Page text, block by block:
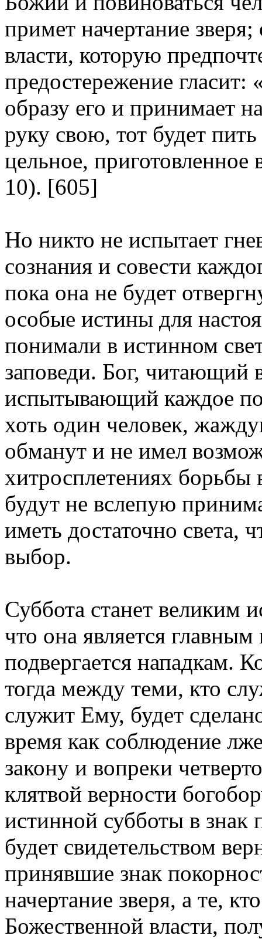
примет начертание
власти, которую
предостережение гласит:
образу его и принимает
руку свою, тот будет
цельное,
10). [605]
Но никто не испытает
сознания и совести
пока она не будет
особые истины для
понимали в истинном
заповеди. Бог, читающий
испытывающий каждое
хоть один человек,
обманут и не имел
хитросплетениях борьбы
будут не вслепую
иметь достаточно света,
выбор.
Суббота станет великим
что она является
подвергается нападкам.
тогда между теми, кто
служит Ему, будет
время как соблюдение
закону и вопреки
клятвой верности
истинной субботы в
будет свидетельством
принявшие знак
начертание зверя, а те,
Божественной власти,